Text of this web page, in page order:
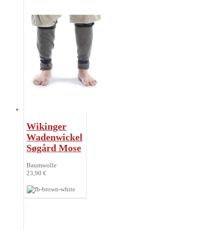
Wikinger
Wadenwickel
Søgård Mose
Baumwolle
23,90 €